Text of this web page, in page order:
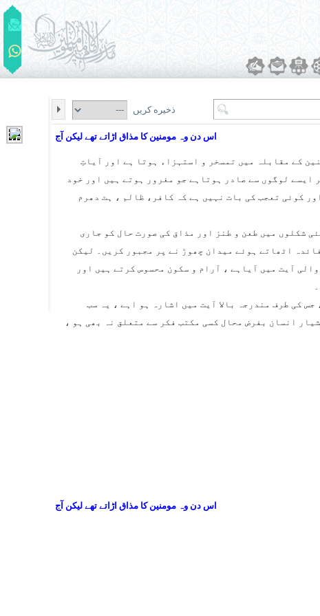
ذخیره کریں
اس دن وہ مومنین کا مذاق اڑاتے تھے لیکن آج
کے مقابلہ میں تمسخر و استہزاء ہوتا ہے اور آیاتِ
ایسے لوگوں سے صادر ہوتاہے جو مغرور ہوتے ہیں اور خود
کوئی تعجب کی بات نہیں ہے کہ کافر، ظالم ، ہٹ دھرم
شکلوں میں طعن و طنز اور مذاق کی صورت حال کو جاری
اٹھاتے ہوئے میدان چھوڑ نے پر مجبور کریں۔ لیکن
آیت میں آیاہے ، آرام و سکون محسوس کرتے ہیں اور
کی طرف مندرجہ بالا آیت میں اشارہ ہو اہے ، یہ سب
انسان بفرض محال کسی مکتب فکر سے متعلق نہ بھی ہو ،
اس دن وہ مومنین کا مذاق اڑاتے تھے لیکن آج